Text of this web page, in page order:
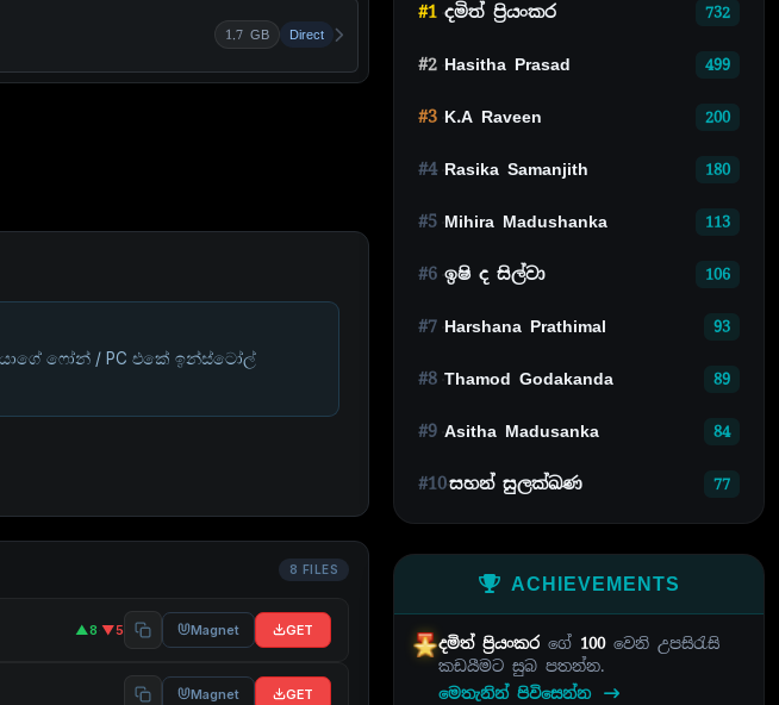
1.7 GB Direct
ෆෝන් / PC එකේ ඉන්ස්ටෝල්
8 FILES
▲8·▼5 Magnet GET
Magnet GET
#1 දමිත් ප්‍රියංකර 732
#2 Hasitha Prasad 499
#3 K.A Raveen 200
#4 Rasika Samanjith 180
#5 Mihira Madushanka 113
#6 ඉෂි ද සිල්වා 106
#7 Harshana Prathimal 93
#8 Thamod Godakanda 89
#9 Asitha Madusanka 84
#10සහන් සුලක්ඛණ 77
ACHIEVEMENTS
දමිත් ප්‍රියංකර ගේ 100වෙනි උපසිරැසි
කඩයීමට සුබ පතන්න.
මෙතැනින් පිවිසෙන්න